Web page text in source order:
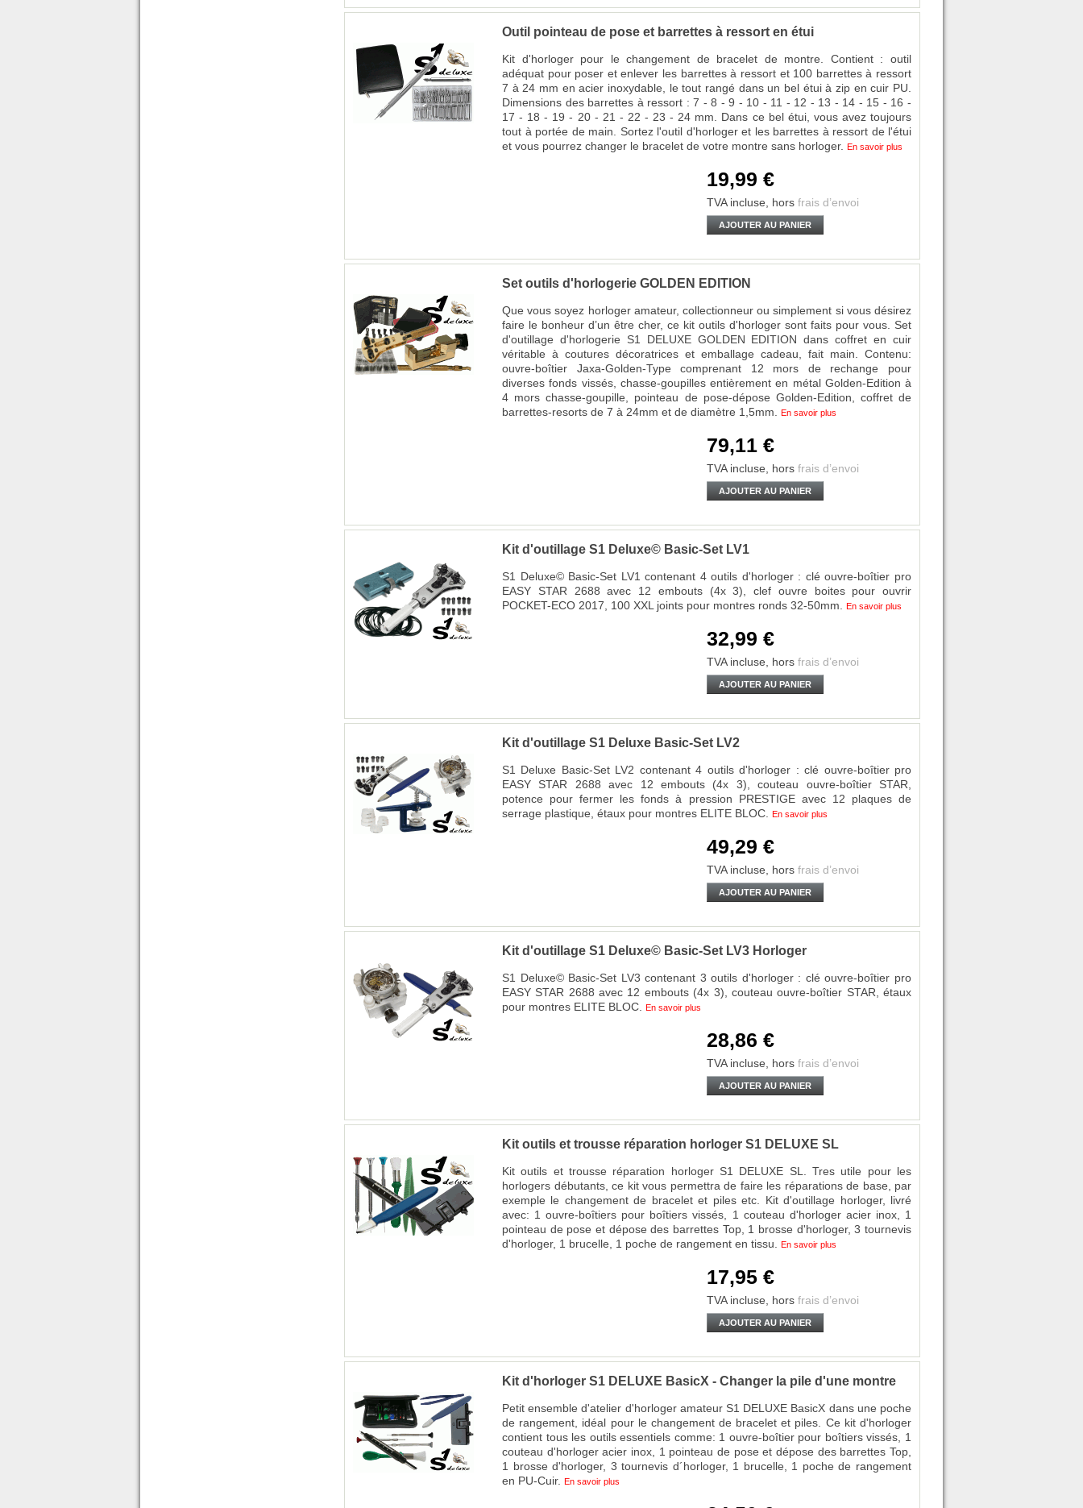
Outil pointeau de pose et barrettes à ressort en étui
Kit d'horloger pour le changement de bracelet de montre. Contient : outil
adéquat pour poser et enlever les barrettes à ressort et 100 barrettes à ressort
7 à 24 mm en acier inoxydable, le tout rangé dans un bel étui à zip en cuir PU.
Dimensions des barrettes à ressort : 7 - 8 - 9 - 10 - 11 - 12 - 13 - 14 - 15 - 16 -
17 - 18 - 19 - 20 - 21 - 22 - 23 - 24 mm. Dans ce bel étui, vous avez toujours
tout à portée de main. Sortez l'outil d'horloger et les barrettes à ressort de l'étui
et vous pourrez changer le bracelet de votre montre sans horloger. En savoir plus
19,99 €
TVA incluse, hors frais d’envoi
AJOUTER AU PANIER
Set outils d'horlogerie GOLDEN EDITION
Que vous soyez horloger amateur, collectionneur ou simplement si vous désirez
faire le bonheur d’un être cher, ce kit outils d'horloger sont faits pour vous. Set
d'outillage d'horlogerie S1 DELUXE GOLDEN EDITION dans coffret en cuir
véritable à coutures décoratrices et emballage cadeau, fait main. Contenu:
ouvre-boîtier Jaxa-Golden-Type comprenant 12 mors de rechange pour
diverses fonds vissés, chasse-goupilles entièrement en métal Golden-Edition à
4 mors chasse-goupille, pointeau de pose-dépose Golden-Edition, coffret de
barrettes-resorts de 7 à 24mm et de diamètre 1,5mm. En savoir plus
79,11 €
TVA incluse, hors frais d’envoi
AJOUTER AU PANIER
Kit d'outillage S1 Deluxe© Basic-Set LV1
S1 Deluxe© Basic-Set LV1 contenant 4 outils d'horloger : clé ouvre-boîtier pro
EASY STAR 2688 avec 12 embouts (4x 3), clef ouvre boites pour ouvrir
POCKET-ECO 2017, 100 XXL joints pour montres ronds 32-50mm. En savoir plus
32,99 €
TVA incluse, hors frais d’envoi
AJOUTER AU PANIER
Kit d'outillage S1 Deluxe Basic-Set LV2
S1 Deluxe Basic-Set LV2 contenant 4 outils d'horloger : clé ouvre-boîtier pro
EASY STAR 2688 avec 12 embouts (4x 3), couteau ouvre-boîtier STAR,
potence pour fermer les fonds à pression PRESTIGE avec 12 plaques de
serrage plastique, étaux pour montres ELITE BLOC. En savoir plus
49,29 €
TVA incluse, hors frais d’envoi
AJOUTER AU PANIER
Kit d'outillage S1 Deluxe© Basic-Set LV3 Horloger
S1 Deluxe© Basic-Set LV3 contenant 3 outils d'horloger : clé ouvre-boîtier pro
EASY STAR 2688 avec 12 embouts (4x 3), couteau ouvre-boîtier STAR, étaux
pour montres ELITE BLOC. En savoir plus
28,86 €
TVA incluse, hors frais d’envoi
AJOUTER AU PANIER
Kit outils et trousse réparation horloger S1 DELUXE SL
Kit outils et trousse réparation horloger S1 DELUXE SL. Tres utile pour les
horlogers débutants, ce kit vous permettra de faire les réparations de base, par
exemple le changement de bracelet et piles etc. Kit d'outillage horloger, livré
avec: 1 ouvre-boîtiers pour boîtiers vissés, 1 couteau d'horloger acier inox, 1
pointeau de pose et dépose des barrettes Top, 1 brosse d'horloger, 3 tournevis
d'horloger, 1 brucelle, 1 poche de rangement en tissu. En savoir plus
17,95 €
TVA incluse, hors frais d’envoi
AJOUTER AU PANIER
Kit d'horloger S1 DELUXE BasicX - Changer la pile d'une montre
Petit ensemble d'atelier d'horloger amateur S1 DELUXE BasicX dans une poche
de rangement, idéal pour le changement de bracelet et piles. Ce kit d'horloger
contient tous les outils essentiels comme: 1 ouvre-boîtier pour boîtiers vissés, 1
couteau d'horloger acier inox, 1 pointeau de pose et dépose des barrettes Top,
1 brosse d'horloger, 3 tournevis d´horloger, 1 brucelle, 1 poche de rangement
en PU-Cuir. En savoir plus